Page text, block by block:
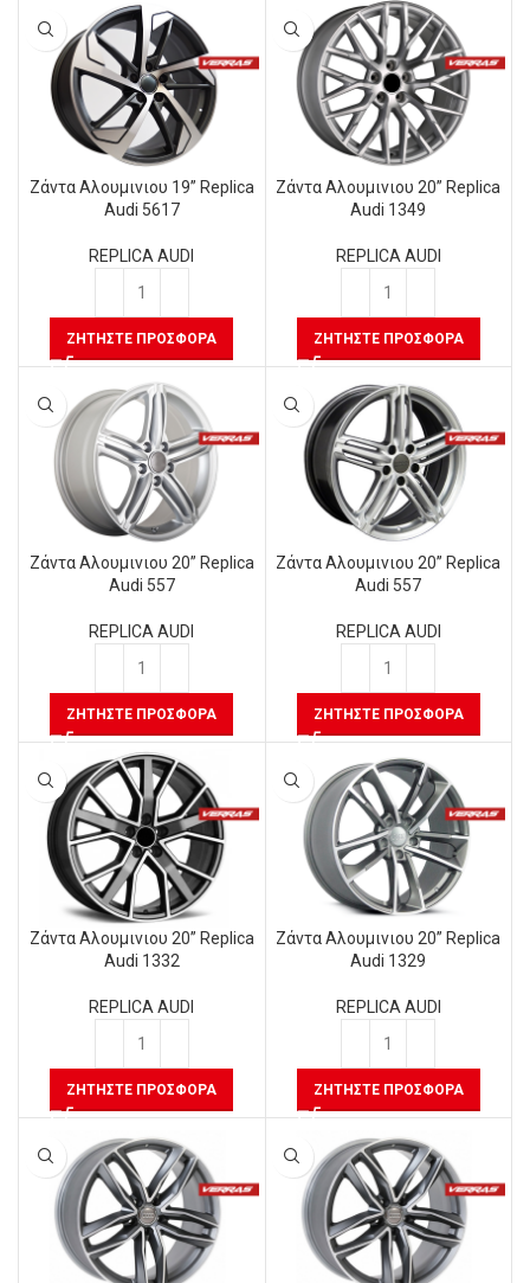
Ζάντα Αλουμινιου 19” Replica
Audi 5617
REPLICA AUDI
ΖΗΤΉΣΤΕ ΠΡΟΣΦΟΡΆ
Ζάντα Αλουμινιου 20” Replica
Audi 1349
REPLICA AUDI
ΖΗΤΉΣΤΕ ΠΡΟΣΦΟΡΆ
Ζάντα Αλουμινιου 20” Replica
Audi 557
REPLICA AUDI
ΖΗΤΉΣΤΕ ΠΡΟΣΦΟΡΆ
Ζάντα Αλουμινιου 20” Replica
Audi 557
REPLICA AUDI
ΖΗΤΉΣΤΕ ΠΡΟΣΦΟΡΆ
Ζάντα Αλουμινιου 20” Replica
Audi 1332
REPLICA AUDI
ΖΗΤΉΣΤΕ ΠΡΟΣΦΟΡΆ
Ζάντα Αλουμινιου 20” Replica
Audi 1329
REPLICA AUDI
ΖΗΤΉΣΤΕ ΠΡΟΣΦΟΡΆ